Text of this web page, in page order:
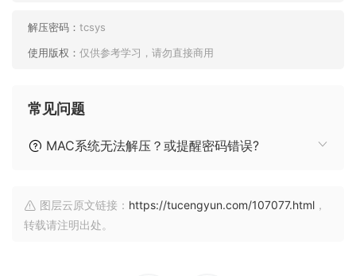
解压密码： tcsys
使用版权： 仅供参考学习，请勿直接商用
常见问题
MAC系统无法解压？或提醒密码错误?
图层云原文链接： https://tucengyun.com/107077.html ，
转载请注明出处。